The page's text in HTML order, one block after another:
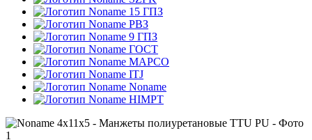
15 ГПЗ
РВЗ
9 ГПЗ
ГОСТ
MAPCO
ITJ
Noname
HIMPT